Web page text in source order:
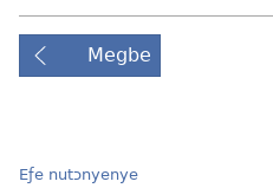
Megbe
Eƒe nutɔnyenye